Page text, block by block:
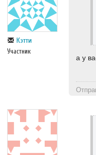
Кэтти
Участник
а у